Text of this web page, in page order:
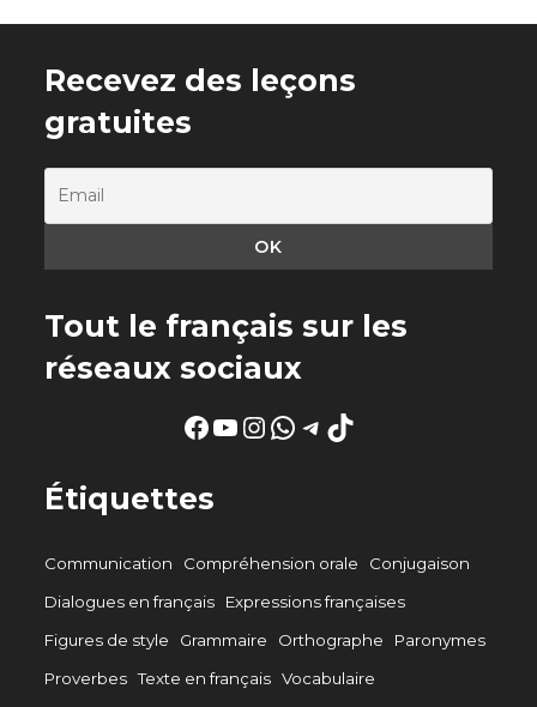
Recevez des leçons
gratuites
Tout le français sur les
réseaux sociaux
Facebook
YouTube
Instagram
WhatsApp
Telegram
TikTok
Étiquettes
Communication Compréhension orale
Conjugaison
Dialogues en français
Expressions françaises
Figures de style
Grammaire Orthographe
Paronymes
Proverbes Texte en français Vocabulaire